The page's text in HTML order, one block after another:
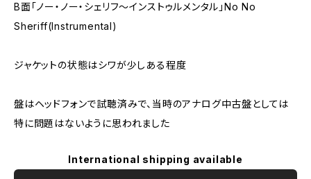
B面｢ノー・ノー・シェリフ～インストゥルメンタル」No No
Sheriff(Instrumental)
ジャケットの状態はシワが少しある程度
盤はヘッドフォンで試聴済みで、当時のアナログ中古盤としては
特に問題はないように思われました
International shipping available